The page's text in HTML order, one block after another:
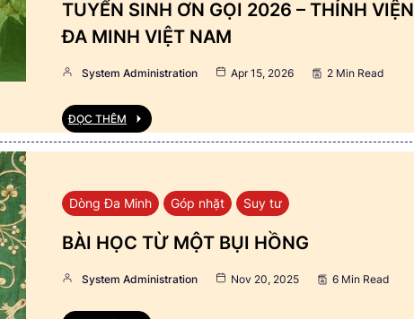
TUYỂN SINH ƠN GỌI 2026 – THỈNH VIỆN
ĐA MINH VIỆT NAM
System Administration Apr 15, 2026 2 Min Read
ĐỌC THÊM
Dòng Đa Minh Góp nhặt Suy tư
BÀI HỌC TỪ MỘT BỤI HỒNG
System Administration Nov 20, 2025 6 Min Read